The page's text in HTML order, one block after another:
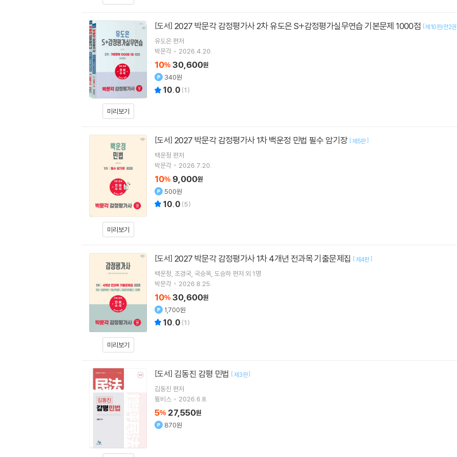
미리보기
[도서] 2027 박문각 감정평가사 2차 유도은 S+감정평가실무연습 기본문제 1000점 [제10판/전2권
유도은 편저
박문각
2026.4.20.
10% 30,600원
340원
10.0 (1)
미리보기
[도서] 2027 박문각 감정평가사 1차 백운정 민법 필수 암기장 [제5판]
백운정 편저
박문각
2026.7.20.
10% 9,000원
500원
10.0 (5)
미리보기
[도서] 2027 박문각 감정평가사 1차 4개년 전과목 기출문제집 [제4판]
백운정 조경국 국승옥 도승하 편저 외 1명
박문각
2026.8.25.
10% 30,600원
1,700원
10.0 (1)
[도서] 김동진 감평 민법 [제3판]
김동진 편저
윌비스
2026.6.8.
5% 27,550원
870원